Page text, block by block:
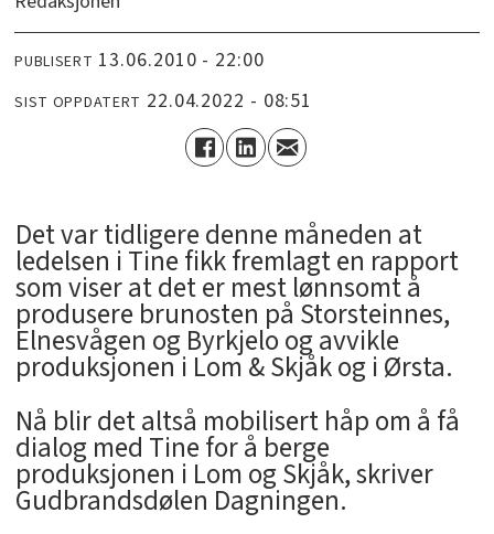
PUBLISERT 13.06.2010 - 22:00
SIST OPPDATERT 22.04.2022 - 08:51
Det var tidligere denne måneden at
ledelsen i Tine fikk fremlagt en rapport
som viser at det er mest lønnsomt å
produsere brunosten på Storsteinnes,
Elnesvågen og Byrkjelo og avvikle
produksjonen i Lom & Skjåk og i Ørsta.
Nå blir det altså mobilisert håp om å få
dialog med Tine for å berge
produksjonen i Lom og Skjåk, skriver
Gudbrandsdølen Dagningen.